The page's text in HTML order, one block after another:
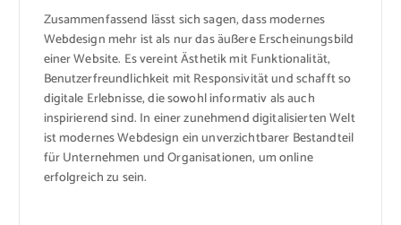
Zusammenfassend lässt sich sagen, dass modernes
Webdesign mehr ist als nur das äußere Erscheinungsbild
einer Website. Es vereint Ästhetik mit Funktionalität,
Benutzerfreundlichkeit mit Responsivität und schafft so
digitale Erlebnisse, die sowohl informativ als auch
inspirierend sind. In einer zunehmend digitalisierten Welt
ist modernes Webdesign ein unverzichtbarer Bestandteil
für Unternehmen und Organisationen, um online
erfolgreich zu sein.